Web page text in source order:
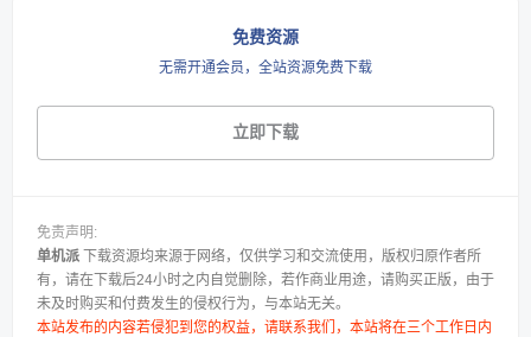
免费资源
无需开通会员，全站资源免费下载
立即下载
免责声明:
单机派 下载资源均来源于网络，仅供学习和交流使用，版权归原作者所
有，请在下载后24小时之内自觉删除，若作商业用途，请购买正版，由于
未及时购买和付费发生的侵权行为，与本站无关。
本站发布的内容若侵犯到您的权益，请联系我们，本站将在三个工作日内